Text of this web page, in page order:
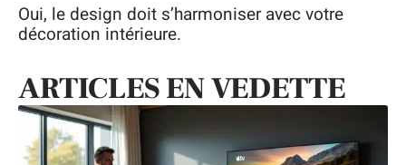
Oui, le design doit s’harmoniser avec votre
décoration intérieure.
ARTICLES EN VEDETTE